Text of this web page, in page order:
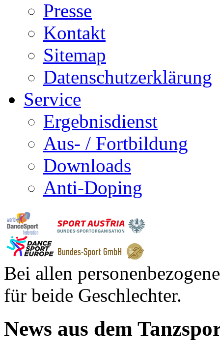
Presse
Kontakt
Sitemap
Datenschutzerklärung
Service
Ergebnisdienst
Aus- / Fortbildung
Downloads
Anti-Doping
Bei allen
für beide Geschlechter.
News aus dem